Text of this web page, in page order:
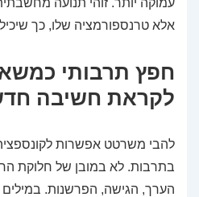
אלא טרנספורמציה שלו, כך
חפץ תרבותי
לקראת חשיבה
להבי משרטט אפשרות לקונספציה
בתרבות. לא במובן של חלוקת
הערך, הגישה, הפרשנות.